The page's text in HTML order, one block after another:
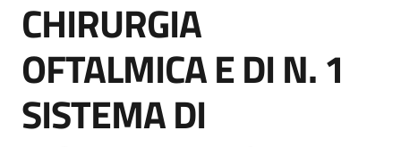
site
Seguici
su
CHIRURGIA
OFTALMICA E DI N. 1
SISTEMA DI